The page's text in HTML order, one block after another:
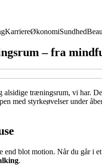
KarriereØkonomiSundhed
– fra
alsidige træningsrum, vi har.
med styrkeøvelser under
end blot motion. Når du går i
.